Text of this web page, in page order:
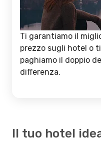
Ti garantiamo il
prezzo sugli hotel o ti
paghiamo il doppio
differenza.
Il tuo hotel